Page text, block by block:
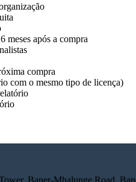
meses após a compra
compra
com o mesmo tipo de licença)
Baner-Mhalunge Road,